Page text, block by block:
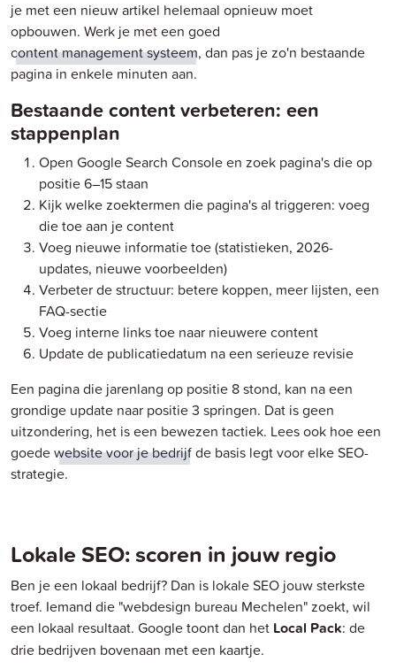
je met een nieuw artikel helemaal opnieuw moet
opbouwen. Werk je met een goed
content management systeem, dan pas je zo'n bestaande
pagina in enkele minuten aan.
Bestaande content verbeteren: een
stappenplan
Open Google Search Console en zoek pagina's die op
positie 6–15 staan
Kijk welke zoektermen die pagina's al triggeren: voeg
die toe aan je content
Voeg nieuwe informatie toe (statistieken, 2026-
updates, nieuwe voorbeelden)
Verbeter de structuur: betere koppen, meer lijsten, een
FAQ-sectie
Voeg interne links toe naar nieuwere content
Update de publicatiedatum na een serieuze revisie
Een pagina die jarenlang op positie 8 stond, kan na een
grondige update naar positie 3 springen. Dat is geen
uitzondering, het is een bewezen tactiek. Lees ook hoe een
goedewebsite voor je bedrijfde basis legt voor elke SEO-
strategie.
Lokale SEO: scoren in jouw regio
Ben je een lokaal bedrijf? Dan is lokale SEO jouw sterkste
troef. Iemand die "webdesign bureau Mechelen" zoekt, wil
een lokaal resultaat. Google toont dan het Local Pack: de
drie bedrijven bovenaan met een kaartje.